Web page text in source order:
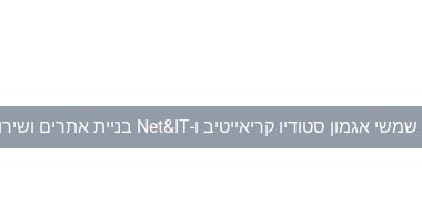
שמשי אגמון סטודיו קריאייטיב ו-Net&IT בניית אתרים ושירותי מחשוב